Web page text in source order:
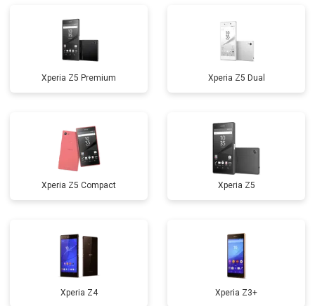
Xperia Z5 Premium Xperia Z5 Dual
Xperia Z5 Compact Xperia Z5
Xperia Z4 Xperia Z3+